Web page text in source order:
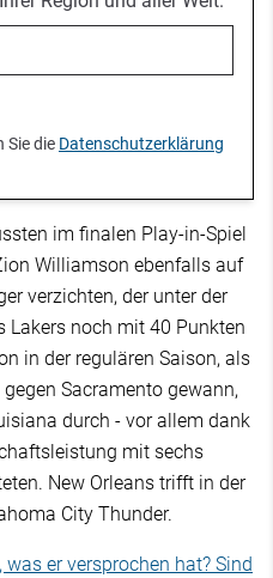
Sie die Datenschutzerklärung
im finalen Play-in-Spiel
Williamson ebenfalls auf
verzichten, der unter der
Lakers noch mit 40 Punkten
in der regulären Saison, als
Sacramento gewann,
durch - vor allem dank
mit sechs
New Orleans trifft in der
City Thunder.
er versprochen hat? Sind